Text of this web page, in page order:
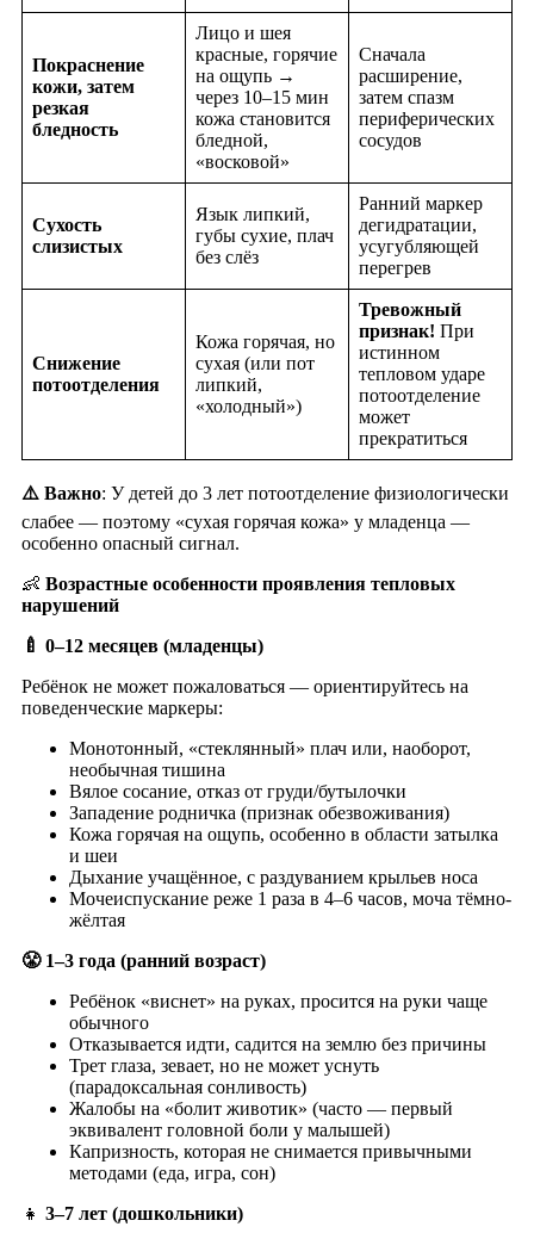
Покраснение
кожи, затем
резкая
бледность
Лицо и шея
красные, горячие
на ощупь →
через 10–15 мин
кожа становится
бледной,
«восковой»
Сначала
расширение,
затем спазм
периферических
сосудов
Сухость
слизистых
Язык липкий,
губы сухие, плач
без слёз
Ранний маркер
дегидратации,
усугубляющей
перегрев
Снижение
потоотделения
Кожа горячая, но
сухая (или пот
липкий,
«холодный»)
Тревожный
признак! При
истинном
тепловом ударе
потоотделение
может
прекратиться
⚠️ Важно: У детей до 3 лет потоотделение физиологически
слабее — поэтому «сухая горячая кожа» у младенца —
особенно опасный сигнал.
👶 Возрастные особенности проявления тепловых
нарушений
🍼 0–12 месяцев (младенцы)
Ребёнок не может пожаловаться — ориентируйтесь на
поведенческие маркеры:
Монотонный, «стеклянный» плач или, наоборот,
необычная тишина
Вялое сосание, отказ от груди/бутылочки
Западение родничка (признак обезвоживания)
Кожа горячая на ощупь, особенно в области затылка
и шеи
Дыхание учащённое, с раздуванием крыльев носа
Мочеиспускание реже 1 раза в 4–6 часов, моча тёмно-
жёлтая
😤 1–3 года (ранний возраст)
Ребёнок «виснет» на руках, просится на руки чаще
обычного
Отказывается идти, садится на землю без причины
Трет глаза, зевает, но не может уснуть
(парадоксальная сонливость)
Жалобы на «болит животик» (часто — первый
эквивалент головной боли у малышей)
Капризность, которая не снимается привычными
методами (еда, игра, сон)
👧 3–7 лет (дошкольники)